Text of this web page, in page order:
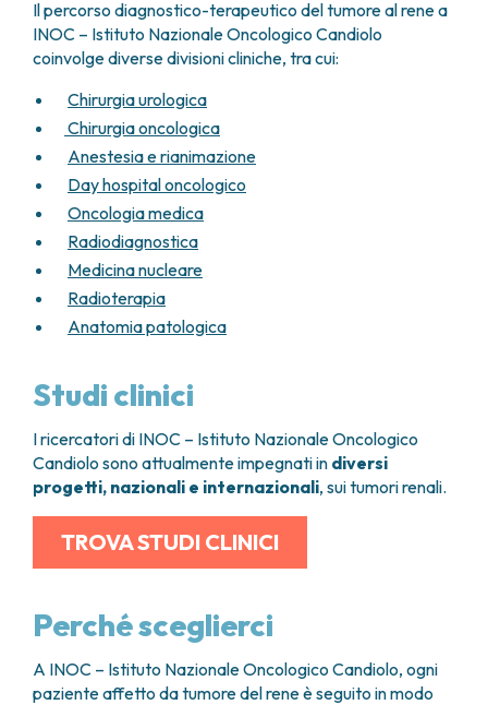
possibile per sede o modalità di crescita della
lesione) o in stadio T2. Questo approccio offre il
vantaggio di un recupero più rapido e di
minori disturbi post-operatori,
stessa efficacia dell’intervento tradizionale.
Il percorso diagnostico-terapeutico del tumore al rene a
INOC – Istituto Nazionale Oncologico Candiolo
coinvolge diverse divisioni cliniche, tra cui:
Chirurgia urologica
Chirurgia oncologica
Anestesia e rianimazione
Day hospital oncologico
Oncologia medica
Radiodiagnostica
Medicina nucleare
Radioterapia
Anatomia patologica
Studi clinici
I ricercatori di INOC – Istituto Nazionale Oncologico
Candiolo sono attualmente impegnati in diversi
progetti, nazionali e internazionali, sui tumori renali.
TROVA STUDI CLINICI
Perché sceglierci
A INOC – Istituto Nazionale Oncologico Candiolo, ogni
paziente affetto da tumore del rene è seguito in modo